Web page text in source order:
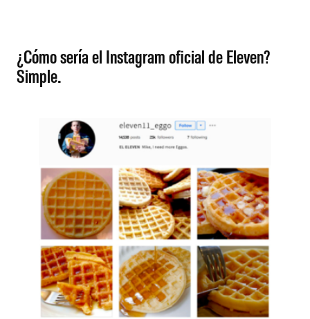
¿Cómo sería el Instagram oficial de Eleven?
Simple.